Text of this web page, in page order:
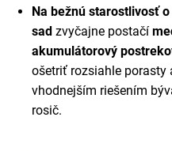
Na bežnú starostlivosť
sad zvyčajne postačí
akumulátorový
ošetriť rozsiahle porasty
vhodnejším riešením
rosič.